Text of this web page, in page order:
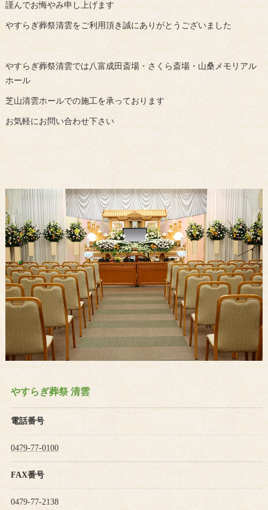
謹んでお悔やみ申し上げます
やすらぎ葬祭清雲をご利用頂き誠にありがとうございました
やすらぎ葬祭清雲では八富成田斎場・さくら斎場・山桑メモリアル
ホール
芝山清雲ホールでの施工を承っております
お気軽にお問い合わせ下さい
やすらぎ葬祭 清雲
電話番号
0479-77-0100
FAX番号
0479-77-2138